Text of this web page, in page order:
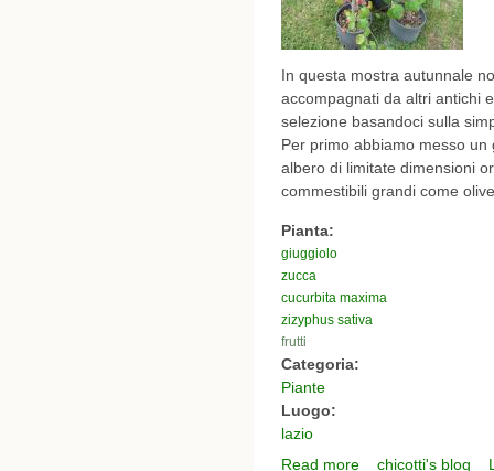
In questa mostra autunnale
accompagnati da altri antichi
selezione basandoci sulla
Per primo abbiamo messo
albero di limitate dimensioni
commestibili grandi come
Pianta:
giuggiolo
zucca
cucurbita maxima
zizyphus sativa
frutti
Categoria:
Piante
Luogo:
lazio
Read more about autunno alla
chicotti's blog